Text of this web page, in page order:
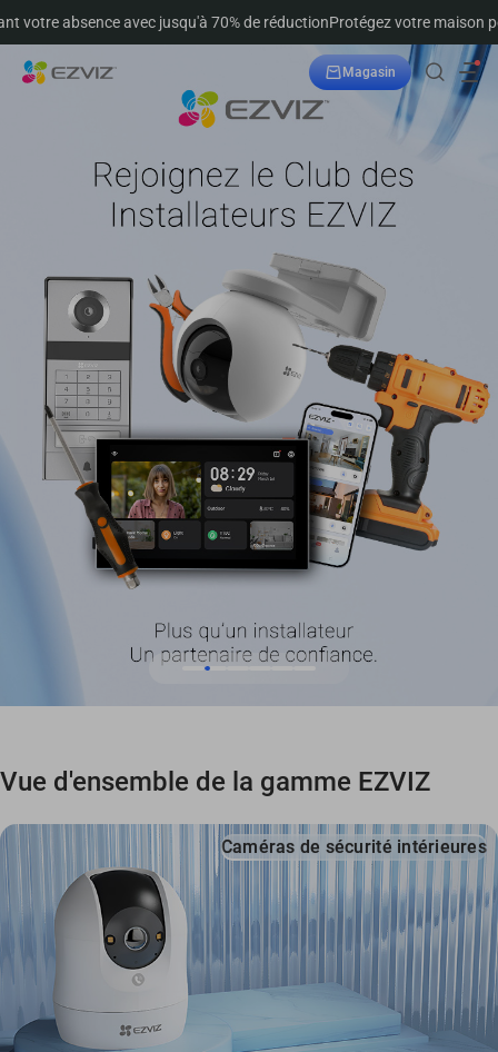
avec jusqu'à 70% de réduction Protégez votre maison pendant
Magasin
Vue d'ensemble de la gamme EZVIZ
Caméras de sécurité intérieures